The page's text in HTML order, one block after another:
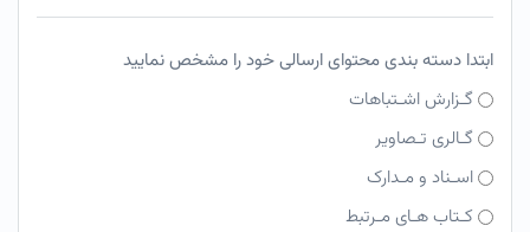
ابتدا دسته بندی محتوای ارسالی خود را مشخص نمایید
گـزارش اشـتباهات
گـالری تـصاویر
اسـناد و مـدارک
کـتاب هـای مـرتبط